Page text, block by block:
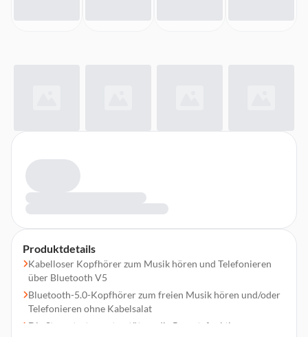
Produktdetails
Kabelloser Kopfhörer zum Musik hören und Telefonieren
über Bluetooth V5
Bluetooth-5.0-Kopfhörer zum freien Musik hören und/oder
Telefonieren ohne Kabelsalat
Die Steuertasten unterstützen die Remotefunktion zur